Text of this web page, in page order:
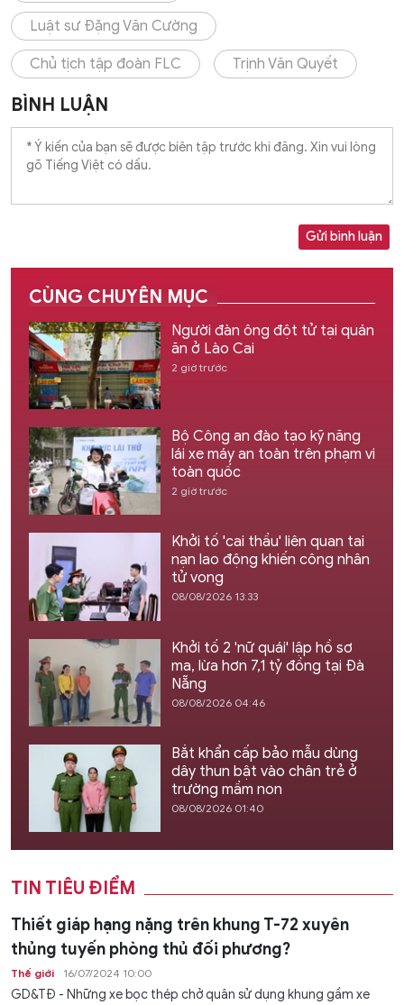
Luật sư Đặng Văn Cường
Chủ tịch tập đoàn FLC Trịnh Văn Quyết
BÌNH LUẬN
Gửi bình luận
CÙNG CHUYÊN MỤC
Người đàn ông đột tử tại quán
ăn ở Lào Cai
2 giờ trước
Bộ Công an đào tạo kỹ năng
lái xe máy an toàn trên phạm vi
toàn quốc
2 giờ trước
Khởi tố 'cai thầu' liên quan tai
nạn lao động khiến công nhân
tử vong
08/08/2026 13:33
Khởi tố 2 'nữ quái' lập hồ sơ
ma, lừa hơn 7,1 tỷ đồng tại Đà
Nẵng
08/08/2026 04:46
Bắt khẩn cấp bảo mẫu dùng
dây thun bật vào chân trẻ ở
trường mầm non
08/08/2026 01:40
TIN TIÊU ĐIỂM
Thiết giáp hạng nặng trên khung T-72 xuyên
thủng tuyến phòng thủ đối phương?
Thế giới 16/07/2024 10:00
GD&TĐ - Những xe bọc thép chở quân sử dụng khung gầm xe